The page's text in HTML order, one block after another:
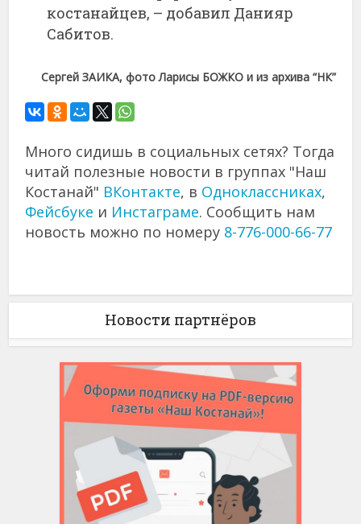
костанайцев, – добавил Данияр
Сабитов.
Сергей ЗАИКА, фото Ларисы БОЖКО и из архива “НК”
Много сидишь в социальных сетях? Тогда
читай полезные новости в группах "Наш
Костанай" ВКонтакте, в Одноклассниках,
Фейсбуке и Инстаграме. Сообщить нам
новость можно по номеру 8-776-000-66-77
Новости партнёров